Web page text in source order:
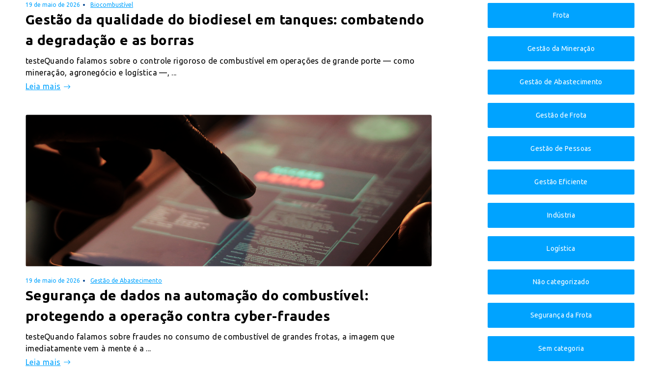
19 de maio de 2026 Biocombustível
Gestão da qualidade do biodiesel em tanques: combatendo
a degradação e as borras
testeQuando falamos sobre o controle rigoroso de combustível em operações de grande porte — como
mineração, agronegócio e logística —, ...
Leia mais
19 de maio de 2026 Gestão de Abastecimento
Segurança de dados na automação do combustível:
protegendo a operação contra cyber-fraudes
testeQuando falamos sobre fraudes no consumo de combustível de grandes frotas, a imagem que
imediatamente vem à mente é a ...
Leia mais
Frota
Gestão da Mineração
Gestão de Abastecimento
Gestão de Frota
Gestão de Pessoas
Gestão Eficiente
Indústria
Logística
Não categorizado
Segurança da Frota
Sem categoria